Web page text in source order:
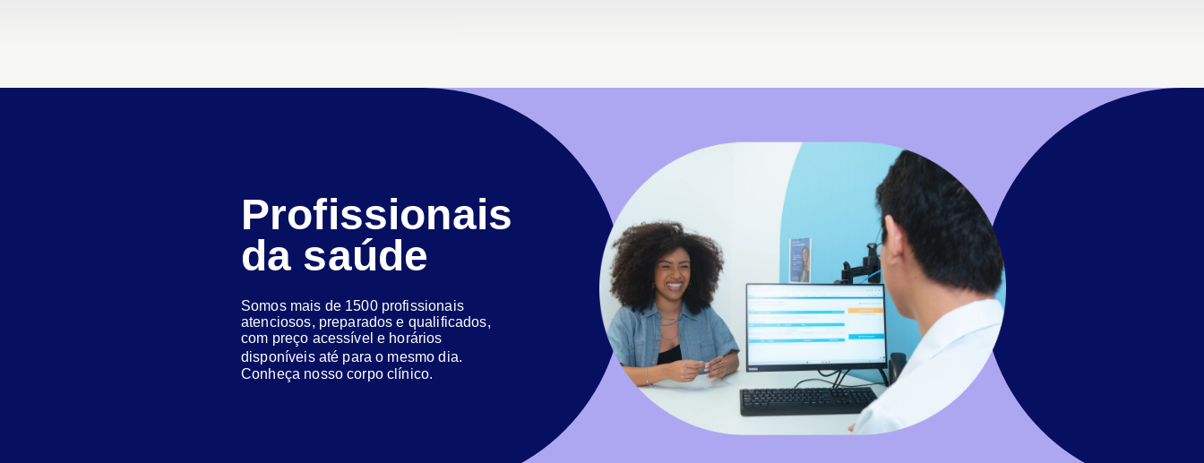
Profissionais
da saúde
Somos mais de 1500 profissionais
atenciosos, preparados e qualificados,
com preço acessível e horários
disponíveis até para o mesmo dia.
Conheça nosso corpo clínico.